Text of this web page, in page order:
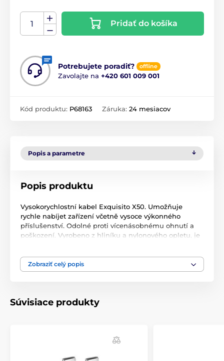
Pridať do košíka
Potrebujete poradiť? offline
Zavolajte na +420 601 009 001
Kód produktu: P68163 Záruka: 24 mesiacov
Popis a parametre
Popis produktu
Vysokorychlostní kabel Exquisito X50. Umožňuje
rychle nabíjet zařízení včetně vysoce výkonného
příslušenství. Odolné proti vícenásobnému ohnutí a
poškození. Vyrobeno z hliníku a nylonového opletu, je
5A. S 100W nabíječkou PD může dosáhnout až 100W
(20V / 5A) a napájet tak i vysoce výkonné notebooky.
Zobraziť celý popis
Súvisiace produkty